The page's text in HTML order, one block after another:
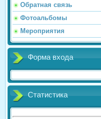
Обратная связь
Фотоальбомы
Мероприятия
Форма входа
Статистика